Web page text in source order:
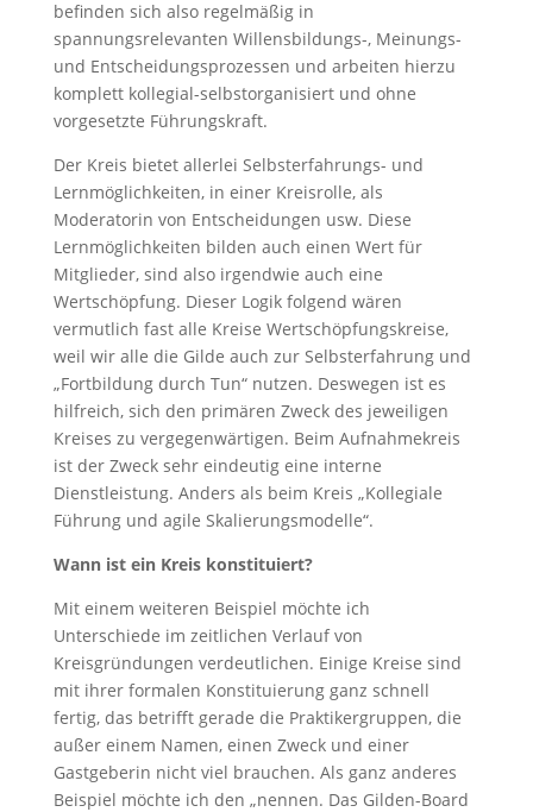
befinden sich also regelmäßig in
spannungsrelevanten Willensbildungs-, Meinungs-
und Entscheidungsprozessen und arbeiten hierzu
komplett kollegial-selbstorganisiert und ohne
vorgesetzte Führungskraft.
Der Kreis bietet allerlei Selbsterfahrungs- und
Lernmöglichkeiten, in einer Kreisrolle, als
Moderatorin von Entscheidungen usw. Diese
Lernmöglichkeiten bilden auch einen Wert für
Mitglieder, sind also irgendwie auch eine
Wertschöpfung. Dieser Logik folgend wären
vermutlich fast alle Kreise Wertschöpfungskreise,
weil wir alle die Gilde auch zur Selbsterfahrung und
„Fortbildung durch Tun“ nutzen. Deswegen ist es
hilfreich, sich den primären Zweck des jeweiligen
Kreises zu vergegenwärtigen. Beim Aufnahmekreis
ist der Zweck sehr eindeutig eine interne
Dienstleistung. Anders als beim Kreis „Kollegiale
Führung und agile Skalierungsmodelle“.
Wann ist ein Kreis konstituiert?
Mit einem weiteren Beispiel möchte ich
Unterschiede im zeitlichen Verlauf von
Kreisgründungen verdeutlichen. Einige Kreise sind
mit ihrer formalen Konstituierung ganz schnell
fertig, das betrifft gerade die Praktikergruppen, die
außer einem Namen, einen Zweck und einer
Gastgeberin nicht viel brauchen. Als ganz anderes
Beispiel möchte ich den „nennen. Das Gilden-Board